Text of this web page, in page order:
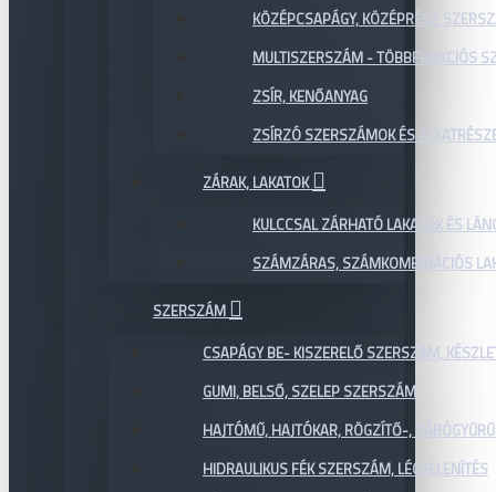
KÖZÉPCSAPÁGY, KÖZÉPRÉSZ
MULTISZERSZÁM - TÖBBFUNKCIÓS
ZSÍR, KENŐANYAG
ZSÍRZÓ SZERSZÁMOK ÉS
ZÁRAK, LAKATOK
KULCCSAL ZÁRHATÓ LAKATOK ÉS
SZÁMZÁRAS, SZÁMKOMBINÁCIÓS
SZERSZÁM
CSAPÁGY BE- KISZERELŐ SZERSZÁM,
GUMI, BELSŐ, SZELEP SZERSZÁM
HAJTÓMŰ, HAJTÓKAR, RÖGZÍTŐ-,
HIDRAULIKUS FÉK SZERSZÁM, LÉGTELENÍTÉS